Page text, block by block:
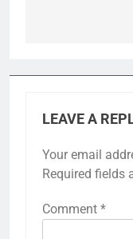
LEAVE A
Your email
Required fields
Comment *